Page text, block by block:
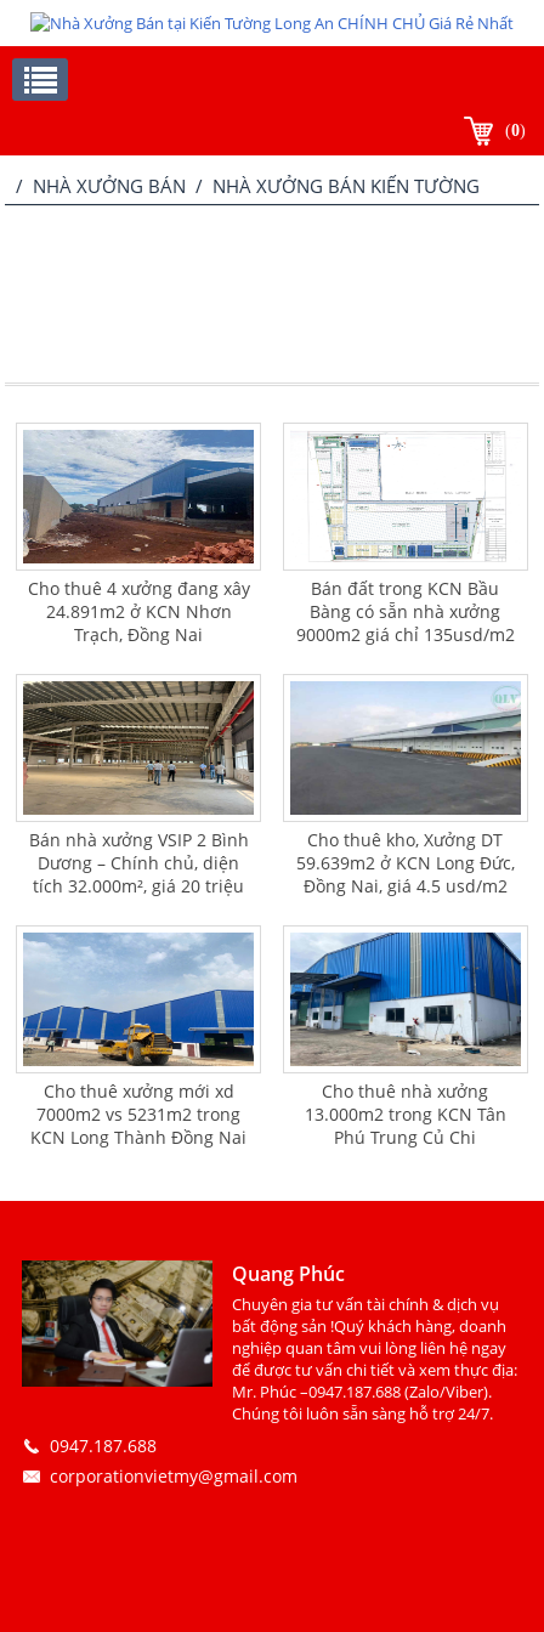
(0)
/ NHÀ XƯỞNG BÁN / NHÀ XƯỞNG BÁN KIẾN TƯỜNG
Cho thuê 4 xưởng đang xây
24.891m2 ở KCN Nhơn
Trạch, Đồng Nai
Bán đất trong KCN Bầu
Bàng có sẵn nhà xưởng
9000m2 giá chỉ 135usd/m2
Bán nhà xưởng VSIP 2 Bình
Dương – Chính chủ, diện
tích 32.000m², giá 20 triệu
Cho thuê kho, Xưởng DT
59.639m2 ở KCN Long Đức,
Đồng Nai, giá 4.5 usd/m2
Cho thuê xưởng mới xd
7000m2 vs 5231m2 trong
KCN Long Thành Đồng Nai
Cho thuê nhà xưởng
13.000m2 trong KCN Tân
Phú Trung Củ Chi
Quang Phúc
Chuyên gia tư vấn tài chính & dịch vụ
bất động sản !Quý khách hàng, doanh
nghiệp quan tâm vui lòng liên hệ ngay
để được tư vấn chi tiết và xem thực địa:
Mr. Phúc –0947.187.688 (Zalo/Viber).
Chúng tôi luôn sẵn sàng hỗ trợ 24/7.
0947.187.688
corporationvietmy@gmail.com